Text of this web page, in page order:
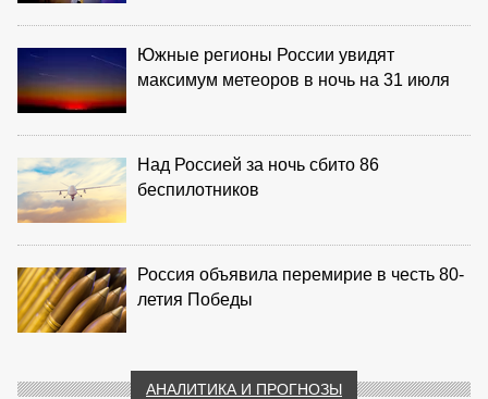
Южные регионы России увидят
максимум метеоров в ночь на 31 июля
Над Россией за ночь сбито 86
беспилотников
Россия объявила перемирие в честь 80-
летия Победы
АНАЛИТИКА И ПРОГНОЗЫ